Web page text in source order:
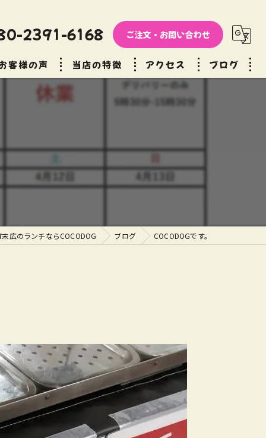
2391-6168 ご注文・お問い合わせ
客様の声 当店の特徴
ファーストフード
ディナー
アクセス ブログ
広のランチならCOCODOG ブログ COCODOGです。